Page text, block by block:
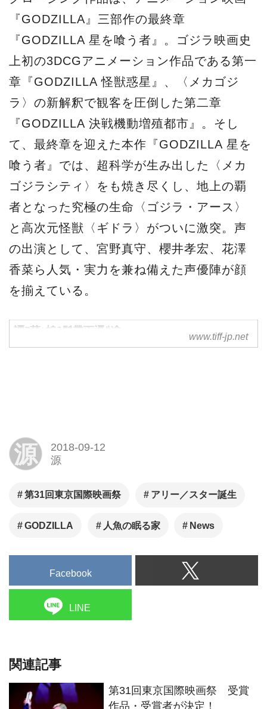
ゴジラシティ〉をも焼き尽くし、地上の覇
者となった究極の生命〈ゴジラ・アース〉
と高次元怪獣〈ギドラ〉がついに激突。声
の出演として、宮野真守、櫻井孝宏、花澤
香菜ら人気・実力を兼ね備えた声優陣が顔
を揃えている。
譚ｱ莠ｬ蝗ｽ髫帶丐逕ｻ逾ｭ www.tiff-jp.net
源
2018-09-12
源
第31回東京国際映画祭 アリー／スター誕生
GODZILLA